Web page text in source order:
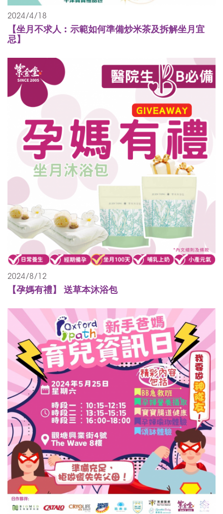
2024/4/18
【坐月不求人︰示範如何準備炒米茶及拆解坐月宜
忌】
2024/8/12
【孕媽有禮】 送草本沐浴包